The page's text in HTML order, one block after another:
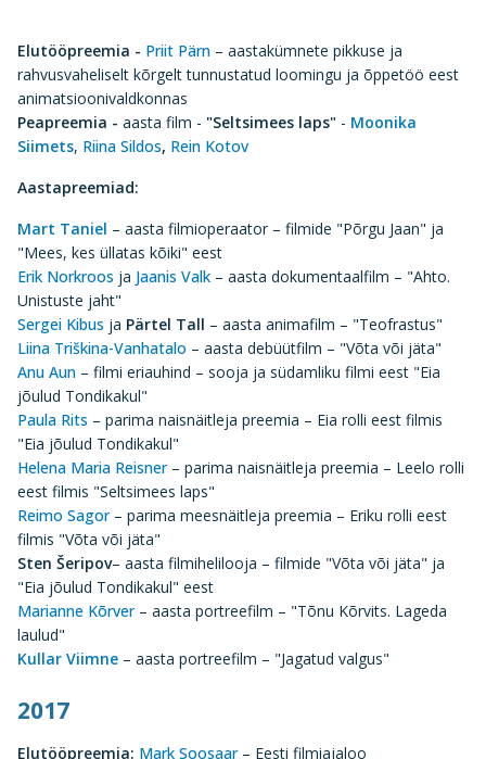
Elutööpreemia - Priit Pärn – aastakümnete pikkuse ja
rahvusvaheliselt kõrgelt tunnustatud loomingu ja õppetöö eest
animatsioonivaldkonnas
Peapreemia - aasta film - "Seltsimees laps" - Moonika
Siimets, Riina Sildos, Rein Kotov
Aastapreemiad:
Mart Taniel – aasta filmioperaator – filmide "Põrgu Jaan" ja
"Mees, kes üllatas kõiki" eest
Erik Norkroos ja Jaanis Valk – aasta dokumentaalfilm – "Ahto.
Unistuste jaht"
Sergei Kibus ja Pärtel Tall – aasta animafilm – "Teofrastus"
Liina Triškina-Vanhatalo – aasta debüütfilm – "Võta või jäta"
Anu Aun – filmi eriauhind – sooja ja südamliku filmi eest "Eia
jõulud Tondikakul"
Paula Rits – parima naisnäitleja preemia – Eia rolli eest filmis
"Eia jõulud Tondikakul"
Helena Maria Reisner – parima naisnäitleja preemia – Leelo rolli
eest filmis "Seltsimees laps"
Reimo Sagor – parima meesnäitleja preemia – Eriku rolli eest
filmis "Võta või jäta"
Sten Šeripov– aasta filmihelilooja – filmide "Võta või jäta" ja
"Eia jõulud Tondikakul" eest
Marianne Kõrver – aasta portreefilm – "Tõnu Kõrvits. Lageda
laulud"
Kullar Viimne – aasta portreefilm – "Jagatud valgus"
2017
Elutööpreemia: Mark Soosaar – Eesti filmiajaloo